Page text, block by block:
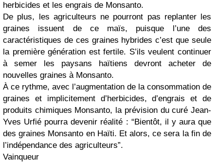
herbicides et les engrais de Monsanto.
De plus, les agriculteurs ne pourront pas replanter les
graines issuent de ce maïs, puisque l’une des
caractéristiques de ces graines hybrides c’est que seule
la première génération est fertile. S’ils veulent continuer
à semer les paysans haïtiens devront acheter de
nouvelles graines à Monsanto.
À ce rythme, avec l’augmentation de la consommation de
graines et implicitement d’herbicides, d’engrais et de
produits chimiques Monsanto, la prévision du curé Jean-
Yves Urfié pourra devenir réalité : “Bientôt, il y aura que
des graines Monsanto en Haïti. Et alors, ce sera la fin de
l’indépendance des agriculteurs”.
Vainqueur